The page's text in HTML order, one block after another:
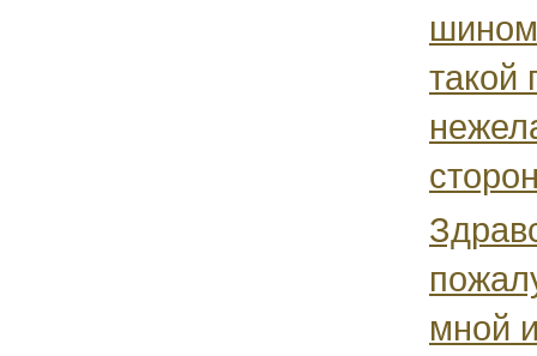
такой
мной